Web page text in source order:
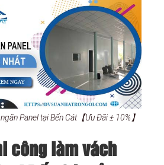
Panel tại Bến Cát【Ưu Đãi ± 10%】
công làm vách